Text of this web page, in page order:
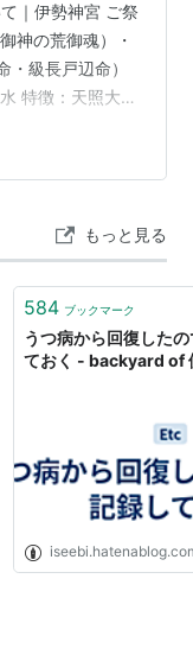
｜伊勢神宮 ご祭
神の荒御魂）・
級長戸辺命）
特徴：天照大御
られる）・全国
中心・1500年の
神宮 私事：今ま
す(^^)/。2度行き
もっと見る
584 ブックマーク
うつ病から回復した
ておく - backyard of